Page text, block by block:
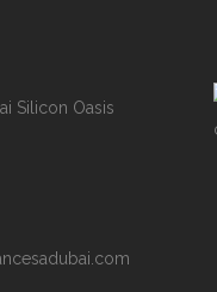
Silicon Oasis